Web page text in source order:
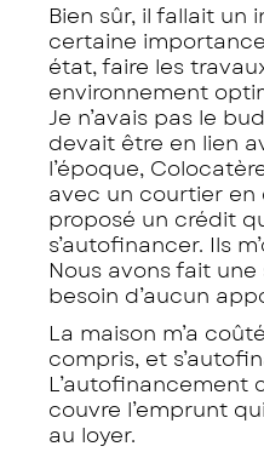
Bien sûr, il fallait un
certaine
état, faire les
environnement
Je n’avais pas le
devait être en lien
l’époque,
avec un courtier en
proposé un crédit
s’autofinancer. Ils
Nous avons fait une
besoin d’aucun
La maison m’a
compris, et
L’autofinancement
couvre l’emprunt
au loyer.